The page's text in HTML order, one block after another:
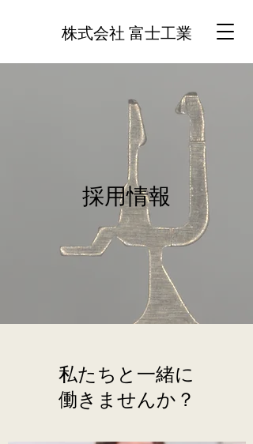
株式会社 富士工業
​採用情報
私たちと一緒に
働きませんか？